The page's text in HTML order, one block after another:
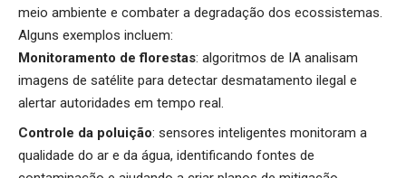
meio ambiente e combater a degradação dos ecossistemas.
Alguns exemplos incluem:
Monitoramento de florestas: algoritmos de IA analisam
imagens de satélite para detectar desmatamento ilegal e
alertar autoridades em tempo real.
Controle da poluição: sensores inteligentes monitoram a
qualidade do ar e da água, identificando fontes de